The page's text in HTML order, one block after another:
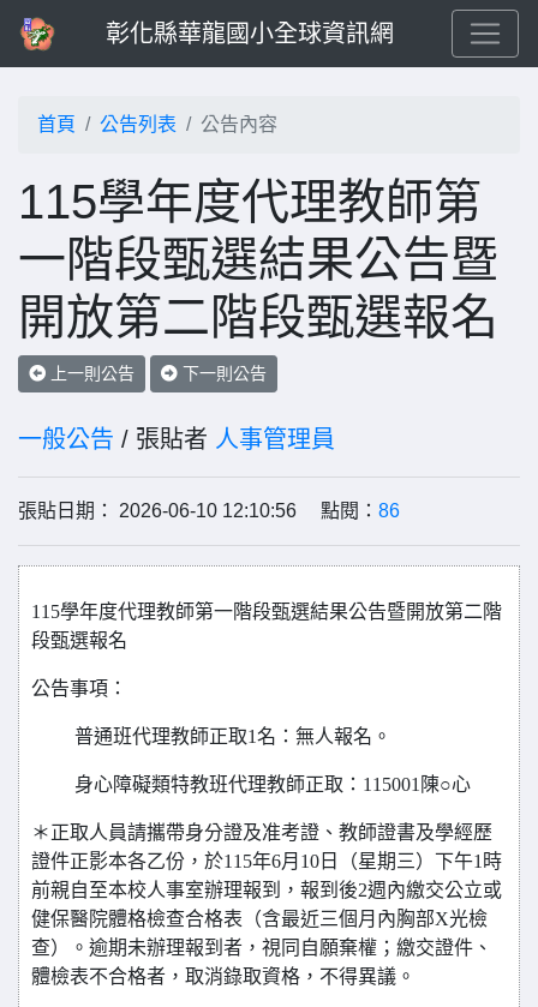
彰化縣華龍國小全球資訊網
首頁 公告列表 公告內容
115學年度代理教師第
一階段甄選結果公告暨
開放第二階段甄選報名
上一則公告 下一則公告
一般公告 / 張貼者 人事管理員
張貼日期： 2026-06-10 12:10:56 點閱： 86
115學年度代理教師第一階段甄選結果公告暨開放第二階
段甄選報名
公告事項：
普通班代理教師正取1名：無人報名。
身心障礙類特教班代理教師正取：115001陳○心
＊正取人員請攜帶身分證及准考證、教師證書及學經歷
證件正影本各乙份，於115年6月10日（星期三）下午1時
前親自至本校人事室辦理報到，報到後2週內繳交公立或
健保醫院體格檢查合格表（含最近三個月內胸部X光檢
查）。逾期未辦理報到者，視同自願棄權；繳交證件、
體檢表不合格者，取消錄取資格，不得異議。